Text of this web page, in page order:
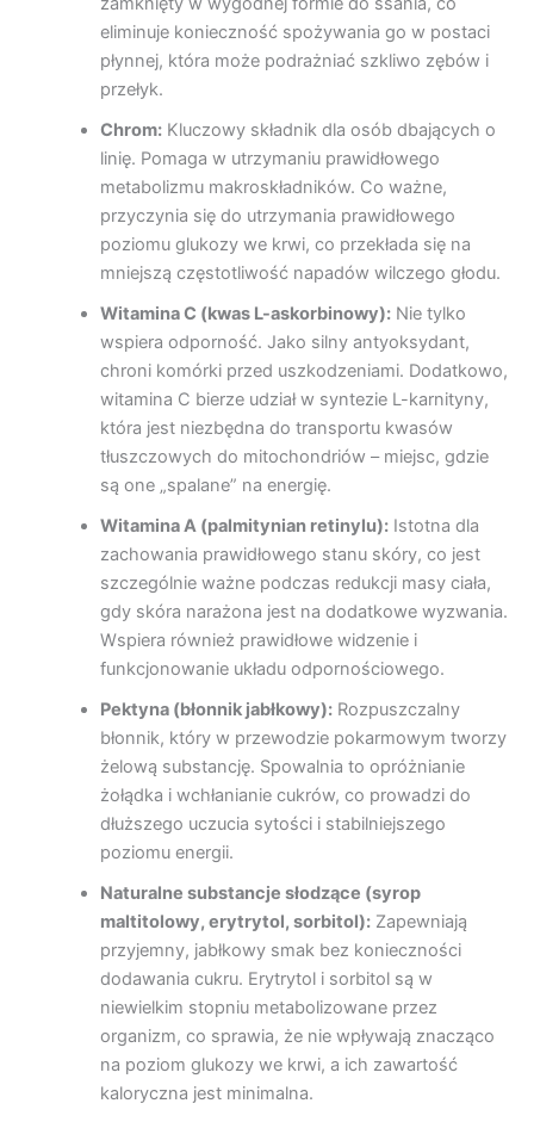
eliminuje konieczność spożywania go w postaci
płynnej, która może podrażniać szkliwo zębów i
przełyk.
Chrom:Kluczowy składnik dla osób dbających o
linię. Pomaga w utrzymaniu prawidłowego
metabolizmu makroskładników. Co ważne,
przyczynia się do utrzymania prawidłowego
poziomu glukozy we krwi, co przekłada się na
mniejszą częstotliwość napadów wilczego głodu.
Witamina C (kwas L-askorbinowy):Nie tylko
wspiera odporność. Jako silny antyoksydant,
chroni komórki przed uszkodzeniami. Dodatkowo,
witamina C bierze udział w syntezie L-karnityny,
która jest niezbędna do transportu kwasów
tłuszczowych do mitochondriów – miejsc, gdzie
są one „spalane” na energię.
Witamina A (palmitynian retinylu):Istotna dla
zachowania prawidłowego stanu skóry, co jest
szczególnie ważne podczas redukcji masy ciała,
gdy skóra narażona jest na dodatkowe wyzwania.
Wspiera również prawidłowe widzenie i
funkcjonowanie układu odpornościowego.
Pektyna (błonnik jabłkowy):Rozpuszczalny
błonnik, który w przewodzie pokarmowym tworzy
żelową substancję. Spowalnia to opróżnianie
żołądka i wchłanianie cukrów, co prowadzi do
dłuższego uczucia sytości i stabilniejszego
poziomu energii.
Naturalne substancje słodzące (syrop
maltitolowy, erytrytol, sorbitol):Zapewniają
przyjemny, jabłkowy smak bez konieczności
dodawania cukru. Erytrytol i sorbitol są w
niewielkim stopniu metabolizowane przez
organizm, co sprawia, że nie wpływają znacząco
na poziom glukozy we krwi, a ich zawartość
kaloryczna jest minimalna.